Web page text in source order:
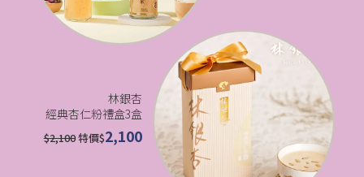
林銀杏
經典杏仁粉禮盒3盒
$2,100特價$2,100